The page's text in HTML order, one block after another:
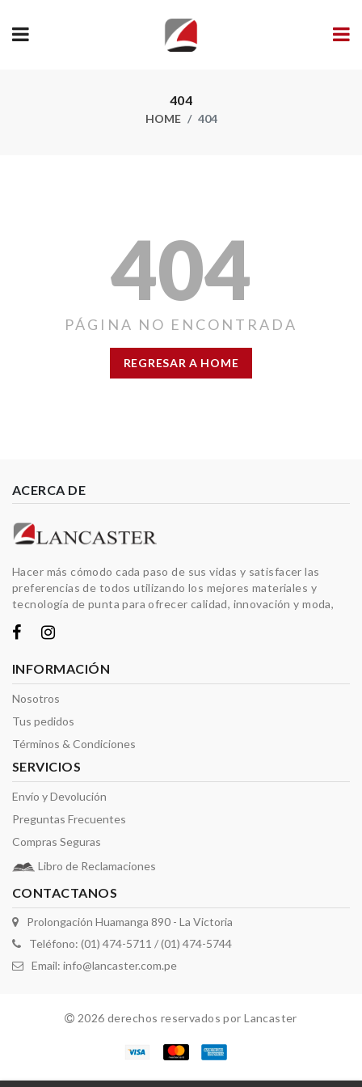
404
HOME 404
404
PÁGINA NO ENCONTRADA
REGRESAR A HOME
ACERCA DE
Hacer más cómodo cada paso de sus vidas y satisfacer las
preferencias de todos utilizando los mejores materiales y
tecnología de punta para ofrecer calidad, innovación y moda,
INFORMACIÓN
Nosotros
Tus pedidos
Términos & Condiciones
SERVICIOS
Envío y Devolución
Preguntas Frecuentes
Compras Seguras
Libro de Reclamaciones
CONTACTANOS
Prolongación Huamanga 890 - La Victoria
Teléfono: (01) 474-5711 / (01) 474-5744
Email: info@lancaster.com.pe
2026 derechos reservados por Lancaster